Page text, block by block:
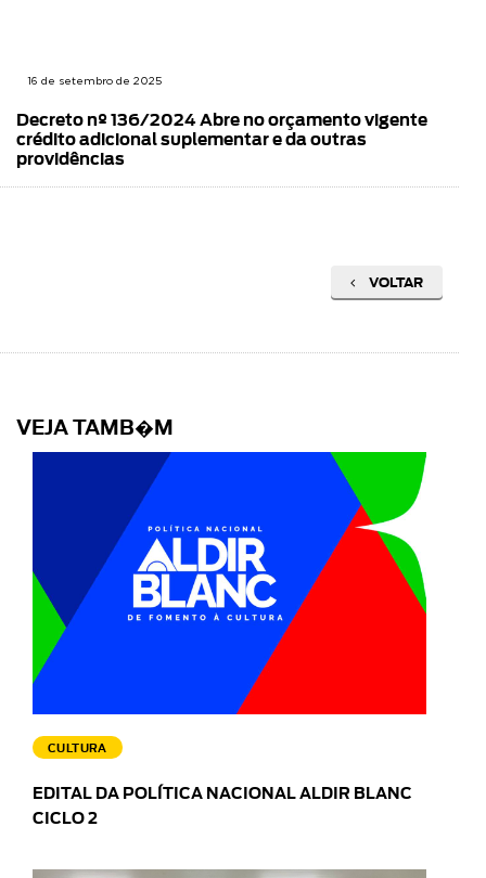
16 de setembro de 2025
Decreto nº 136/2024 Abre no orçamento vigente
crédito adicional suplementar e da outras
providências
VOLTAR
VEJA TAMB�M
CULTURA
EDITAL DA POLÍTICA NACIONAL ALDIR BLANC
CICLO 2